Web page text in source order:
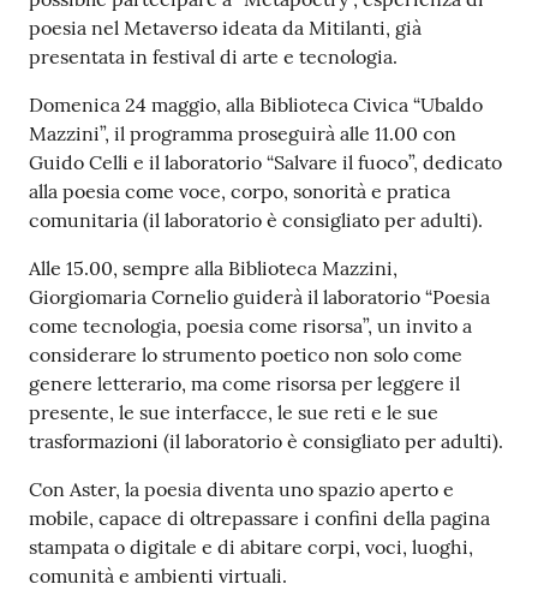
poesia nel Metaverso ideata da Mitilanti, già
presentata in festival di arte e tecnologia.
Domenica 24 maggio, alla Biblioteca Civica “Ubaldo
Mazzini”, il programma proseguirà alle 11.00 con
Guido Celli e il laboratorio “Salvare il fuoco”, dedicato
alla poesia come voce, corpo, sonorità e pratica
comunitaria (il laboratorio è consigliato per adulti).
Alle 15.00, sempre alla Biblioteca Mazzini,
Giorgiomaria Cornelio guiderà il laboratorio “Poesia
come tecnologia, poesia come risorsa”, un invito a
considerare lo strumento poetico non solo come
genere letterario, ma come risorsa per leggere il
presente, le sue interfacce, le sue reti e le sue
trasformazioni (il laboratorio è consigliato per adulti).
Con Aster, la poesia diventa uno spazio aperto e
mobile, capace di oltrepassare i confini della pagina
stampata o digitale e di abitare corpi, voci, luoghi,
comunità e ambienti virtuali.